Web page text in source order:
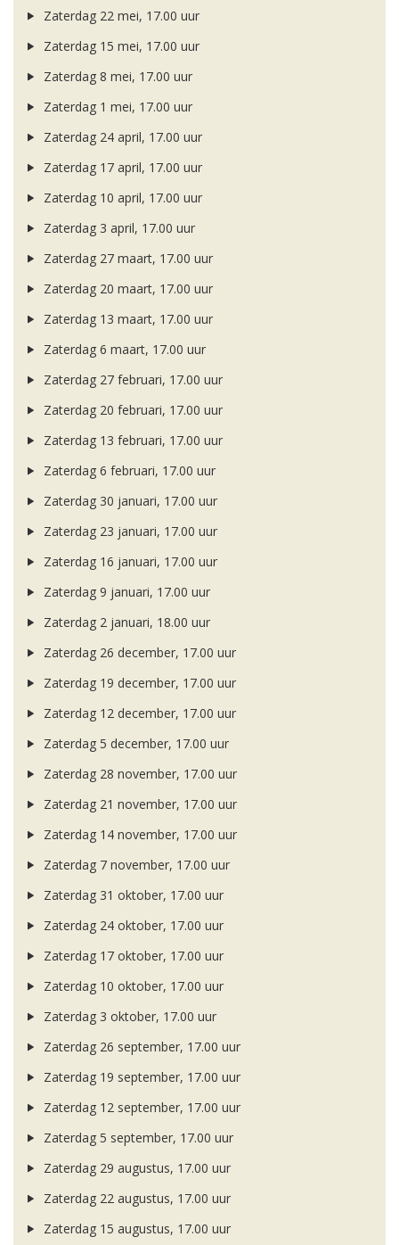
Zaterdag 22 mei, 17.00 uur
Zaterdag 15 mei, 17.00 uur
Zaterdag 8 mei, 17.00 uur
Zaterdag 1 mei, 17.00 uur
Zaterdag 24 april, 17.00 uur
Zaterdag 17 april, 17.00 uur
Zaterdag 10 april, 17.00 uur
Zaterdag 3 april, 17.00 uur
Zaterdag 27 maart, 17.00 uur
Zaterdag 20 maart, 17.00 uur
Zaterdag 13 maart, 17.00 uur
Zaterdag 6 maart, 17.00 uur
Zaterdag 27 februari, 17.00 uur
Zaterdag 20 februari, 17.00 uur
Zaterdag 13 februari, 17.00 uur
Zaterdag 6 februari, 17.00 uur
Zaterdag 30 januari, 17.00 uur
Zaterdag 23 januari, 17.00 uur
Zaterdag 16 januari, 17.00 uur
Zaterdag 9 januari, 17.00 uur
Zaterdag 2 januari, 18.00 uur
Zaterdag 26 december, 17.00 uur
Zaterdag 19 december, 17.00 uur
Zaterdag 12 december, 17.00 uur
Zaterdag 5 december, 17.00 uur
Zaterdag 28 november, 17.00 uur
Zaterdag 21 november, 17.00 uur
Zaterdag 14 november, 17.00 uur
Zaterdag 7 november, 17.00 uur
Zaterdag 31 oktober, 17.00 uur
Zaterdag 24 oktober, 17.00 uur
Zaterdag 17 oktober, 17.00 uur
Zaterdag 10 oktober, 17.00 uur
Zaterdag 3 oktober, 17.00 uur
Zaterdag 26 september, 17.00 uur
Zaterdag 19 september, 17.00 uur
Zaterdag 12 september, 17.00 uur
Zaterdag 5 september, 17.00 uur
Zaterdag 29 augustus, 17.00 uur
Zaterdag 22 augustus, 17.00 uur
Zaterdag 15 augustus, 17.00 uur